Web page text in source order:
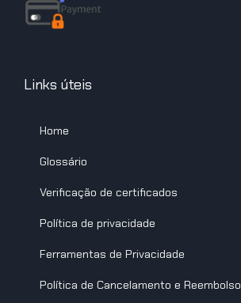
Links úteis
Home
Glossário
Verificação de certificados
Política de privacidade
Ferramentas de Privacidade
Política de Cancelamento e Reembolso